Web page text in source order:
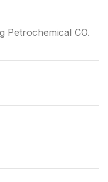
Petrochemical CO.